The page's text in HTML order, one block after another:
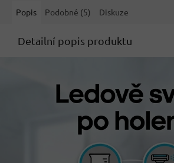
Popis Podobné (5) Diskuze
Detailní popis produktu